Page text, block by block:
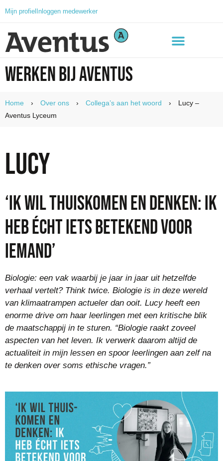
Mijn profiel Inloggen medewerker
Werken bij Aventus
Home › Over ons › Collega’s aan het woord ›
Lucy –
Aventus Lyceum
Lucy
‘Ik wil thuiskomen en denken: ik
heb écht iets betekend voor
iemand’
Biologie: een vak waarbij je jaar in jaar uit hetzelfde
verhaal vertelt? Think twice. Biologie is in deze wereld
van klimaatrampen actueler dan ooit. Lucy heeft een
enorme drive om haar leerlingen met een kritische blik
de maatschappij in te sturen. “Biologie raakt zoveel
aspecten van het leven. Ik verwerk daarom altijd de
actualiteit in mijn lessen en spoor leerlingen aan zelf na
te denken over soms ethische vragen.”